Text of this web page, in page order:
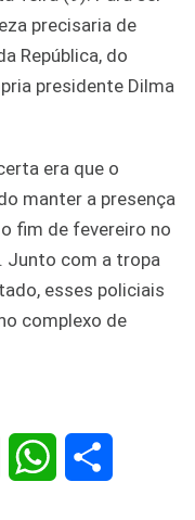
precisaria de
República, do
presidente Dilma
era que o
manter a presença
fim de fevereiro no
Junto com a tropa
esses policiais
complexo de